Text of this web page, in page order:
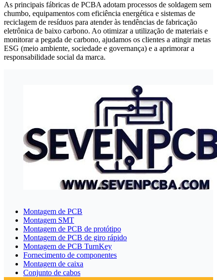
As principais fábricas de PCBA adotam processos de soldagem sem
chumbo, equipamentos com eficiência energética e sistemas de
reciclagem de resíduos para atender às tendências de fabricação
eletrônica de baixo carbono. Ao otimizar a utilização de materiais e
monitorar a pegada de carbono, ajudamos os clientes a atingir metas
ESG (meio ambiente, sociedade e governança) e a aprimorar a
responsabilidade social da marca.
Montagem de PCB
Montagem SMT
Montagem de PCB de protótipo
Montagem de PCB de giro rápido
Montagem de PCB TurnKey
Fornecimento de componentes
Montagem de caixa
Conjunto de cabos